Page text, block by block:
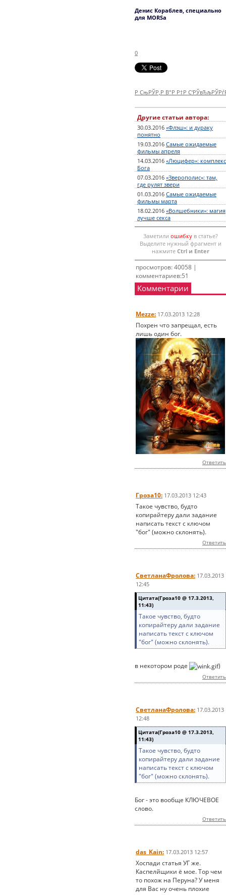
Денис Кораблев, специально
для MORSa
0
Р СњРЎР‚Р В°Р Р†Р
Другие статьи автора:
30.03.2016 «Флэш»: и дураку
понятно
19.03.2016 Самые ожидаемые
фильмы апреля
14.03.2016 «Люцифер»: комплекс
Бога
07.03.2016 «Зверополис»: там,
где рулят звери
01.03.2016 Самые ожидаемые
фильмы марта
18.02.2016 «Волшебники»: магия
лучше секса
Заметили ошибкув статье?
Выделите нужный фрагмент и
нажмите Ctrl и Enter
просмотров: 40058 |
комментариев:51
Комментарии
Mezze: 17.03.2013 12:28
Похрен что запрещал, есть
лишь один бог.
Ответить
Гроза10: 17.03.2013 12:43
Такое чувство, будто
копирайтеру дали задание
написать текст с ключом
"бог" (можно склонять).
Ответить
СветланаФролова: 17.03.2013
12:45
Цитата(Гроза10 @ 17.3.2013,
11:43)
Такое чувство, будто
копирайтеру дали задание
написать текст с ключом
"бог" (можно склонять).
в некотором роде )
Ответить
СветланаФролова: 17.03.2013
12:48
Цитата(Гроза10 @ 17.3.2013,
11:43)
Такое чувство, будто
копирайтеру дали задание
написать текст с ключом
"бог" (можно склонять).
Бог - это вообще КЛЮЧЕВОЕ
слово.
Ответить
das_Kain: 17.03.2013 12:57
Хоспади статья УГ же.
Каспелйщики ё мое. Тор чем
то похож на Перуна? У меня
для Вас ну очень плохие